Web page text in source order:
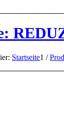
Startseite1 /